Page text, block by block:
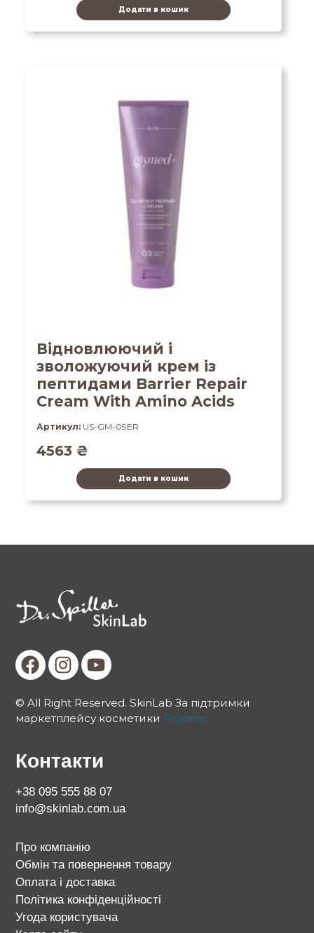
Додати в кошик
Відновлюючий і
зволожуючий крем із
пептидами Barrier Repair
Cream With Amino Acids
Артикул: US-GM-09ER
4563 ₴
Додати в кошик
© All Right Reserved. SkinLab За підтримки
маркетплейсу косметики Froomo
Контакти
+38 095 555 88 07
info@skinlab.com.ua
Про компанію
Обмін та повернення товару
Оплата і доставка
Політика конфіденційності
Угода користувача